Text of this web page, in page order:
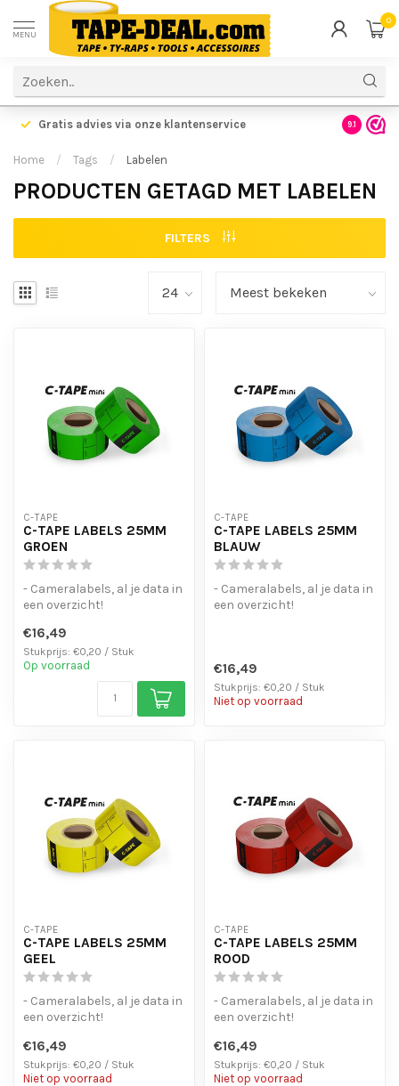
MENU
0
Gratis advies via onze klantenservice 9.1
Home / Tags / Labelen
PRODUCTEN GETAGD MET LABELEN
FILTERS
C-TAPE
C-TAPE LABELS 25MM
GROEN
- Cameralabels, al je data in
een overzicht!
achter bij ...
€16,49
Stukprijs: €0,20 / Stuk
Op voorraad
C-TAPE
C-TAPE LABELS 25MM
BLAUW
- Cameralabels, al je data in
een overzicht!
€16,49
Stukprijs: €0,20 / Stuk
Niet op voorraad
C-TAPE
C-TAPE LABELS 25MM
GEEL
- Cameralabels, al je data in
een overzicht!
achter bij ...
€16,49
Stukprijs: €0,20 / Stuk
Niet op voorraad
C-TAPE
C-TAPE LABELS 25MM
ROOD
- Cameralabels, al je data in
een overzicht!
achter bij ...
€16,49
Stukprijs: €0,20 / Stuk
Niet op voorraad